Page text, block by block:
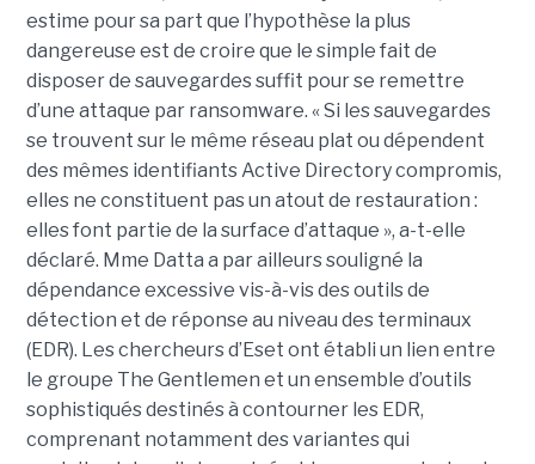
estime pour sa part que l’hypothèse la plus
dangereuse est de croire que le simple fait de
disposer de sauvegardes suffit pour se remettre
d’une attaque par ransomware. « Si les sauvegardes
se trouvent sur le même réseau plat ou dépendent
des mêmes identifiants Active Directory compromis,
elles ne constituent pas un atout de restauration :
elles font partie de la surface d’attaque », a-t-elle
déclaré. Mme Datta a par ailleurs souligné la
dépendance excessive vis-à-vis des outils de
détection et de réponse au niveau des terminaux
(EDR). Les chercheurs d’Eset ont établi un lien entre
le groupe The Gentlemen et un ensemble d’outils
sophistiqués destinés à contourner les EDR,
comprenant notamment des variantes qui